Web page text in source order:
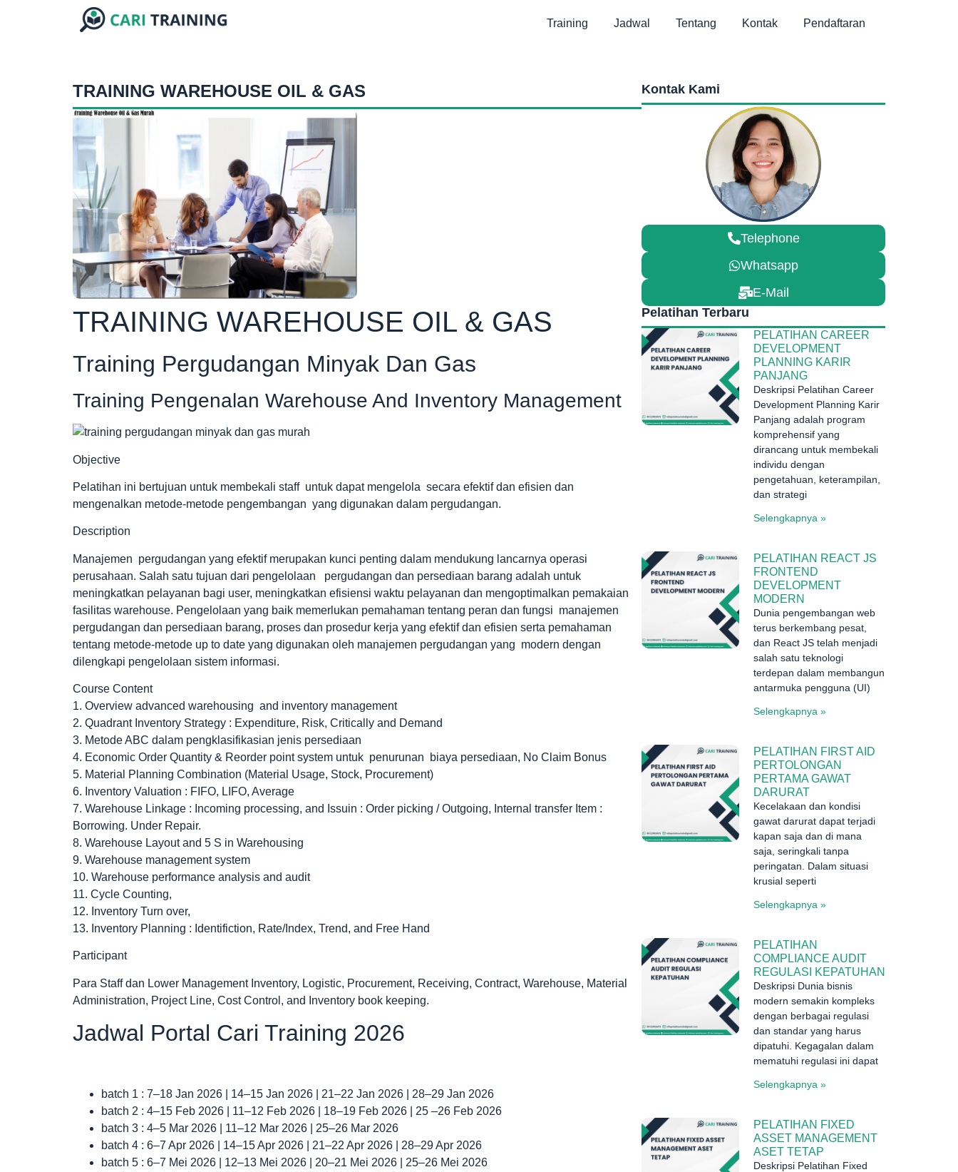
Training Jadwal Tentang Kontak Pendaftaran
TRAINING WAREHOUSE OIL & GAS
TRAINING WAREHOUSE OIL & GAS
Training Pergudangan Minyak Dan Gas
Training Pengenalan Warehouse And Inventory Management
Objective
Pelatihan ini bertujuan untuk membekali staff untuk dapat mengelola secara efektif dan efisien dan
mengenalkan metode-metode pengembangan yang digunakan dalam pergudangan.
Description
Manajemen pergudangan yang efektif merupakan kunci penting dalam mendukung lancarnya operasi
perusahaan. Salah satu tujuan dari pengelolaan pergudangan dan persediaan barang adalah untuk
meningkatkan pelayanan bagi user, meningkatkan efisiensi waktu pelayanan dan mengoptimalkan pemakaian
fasilitas warehouse. Pengelolaan yang baik memerlukan pemahaman tentang peran dan fungsi manajemen
pergudangan dan persediaan barang, proses dan prosedur kerja yang efektif dan efisien serta pemahaman
tentang metode-metode up to date yang digunakan oleh manajemen pergudangan yang modern dengan
dilengkapi pengelolaan sistem informasi.
Course Content
1. Overview advanced warehousing and inventory management
2. Quadrant Inventory Strategy : Expenditure, Risk, Critically and Demand
3. Metode ABC dalam pengklasifikasian jenis persediaan
4. Economic Order Quantity & Reorder point system untuk penurunan biaya persediaan, No Claim Bonus
5. Material Planning Combination (Material Usage, Stock, Procurement)
6. Inventory Valuation : FIFO, LIFO, Average
7. Warehouse Linkage : Incoming processing, and Issuin : Order picking / Outgoing, Internal transfer Item :
Borrowing. Under Repair.
8. Warehouse Layout and 5 S in Warehousing
9. Warehouse management system
10. Warehouse performance analysis and audit
11. Cycle Counting,
12. Inventory Turn over,
13. Inventory Planning : Identifiction, Rate/Index, Trend, and Free Hand
Participant
Para Staff dan Lower Management Inventory, Logistic, Procurement, Receiving, Contract, Warehouse, Material
Administration, Project Line, Cost Control, and Inventory book keeping.
Jadwal Portal Cari Training 2026
batch 1 : 7–18 Jan 2026 | 14–15 Jan 2026 | 21–22 Jan 2026 | 28–29 Jan 2026
batch 2 : 4–15 Feb 2026 | 11–12 Feb 2026 | 18–19 Feb 2026 | 25 –26 Feb 2026
batch 3 : 4–5 Mar 2026 | 11–12 Mar 2026 | 25–26 Mar 2026
batch 4 : 6–7 Apr 2026 | 14–15 Apr 2026 | 21–22 Apr 2026 | 28–29 Apr 2026
batch 5 : 6–7 Mei 2026 | 12–13 Mei 2026 | 20–21 Mei 2026 | 25–26 Mei 2026
Kontak Kami
Telephone
Whatsapp
E-Mail
Pelatihan Terbaru
PELATIHAN CAREER
DEVELOPMENT
PLANNING KARIR
PANJANG
Deskripsi Pelatihan Career
Development Planning Karir
Panjang adalah program
komprehensif yang
dirancang untuk membekali
individu dengan
pengetahuan, keterampilan,
dan strategi
Selengkapnya »
PELATIHAN REACT JS
FRONTEND
DEVELOPMENT
MODERN
Dunia pengembangan web
terus berkembang pesat,
dan React JS telah menjadi
salah satu teknologi
terdepan dalam membangun
antarmuka pengguna (UI)
Selengkapnya »
PELATIHAN FIRST AID
PERTOLONGAN
PERTAMA GAWAT
DARURAT
Kecelakaan dan kondisi
gawat darurat dapat terjadi
kapan saja dan di mana
saja, seringkali tanpa
peringatan. Dalam situasi
krusial seperti
Selengkapnya »
PELATIHAN
COMPLIANCE AUDIT
REGULASI KEPATUHAN
Deskripsi Dunia bisnis
modern semakin kompleks
dengan berbagai regulasi
dan standar yang harus
dipatuhi. Kegagalan dalam
mematuhi regulasi ini dapat
Selengkapnya »
PELATIHAN FIXED
ASSET MANAGEMENT
ASET TETAP
Deskripsi Pelatihan Fixed